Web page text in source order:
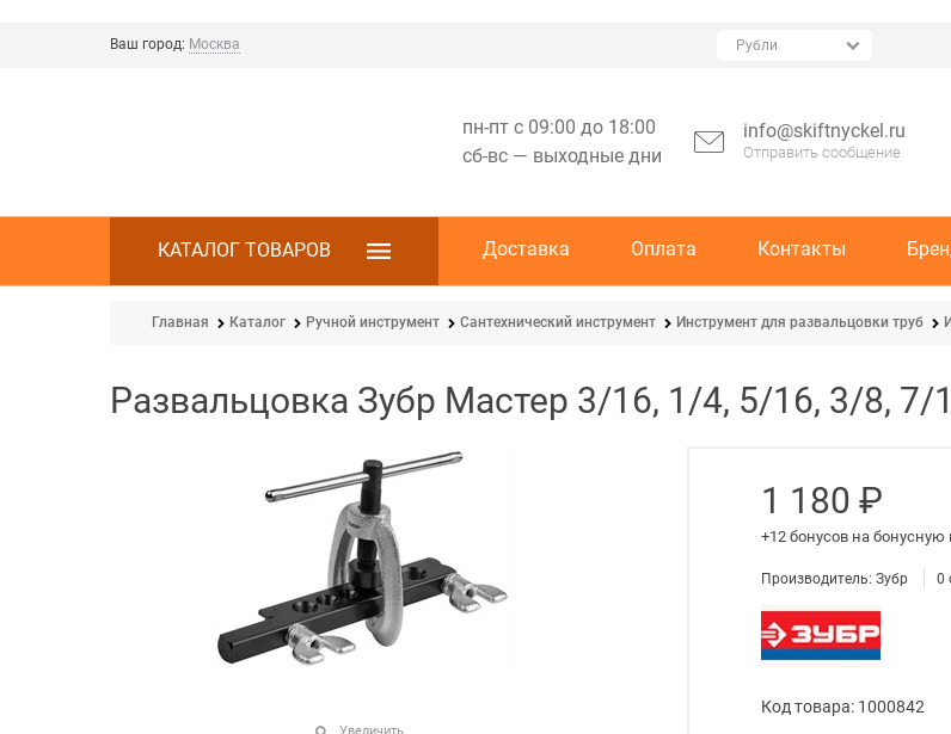
Ваш город: Москва
пн-пт с 09:00 до 18:00
сб-вс — выходные дни
info@skiftnyckel.ru
Отправить сообщение
КАТАЛОГ ТОВАРОВ Доставка Оплата Контакты
Главная Каталог Ручной инструмент Сантехнический инструмент Инструмент для развальцовки труб
Развальцовка Зубр Мастер 3/16, 1/4, 5/16, 3/8,
1 180 ₽
+12 бонусов на бонусную
Производитель:Зубр 0
Код товара: 1000842